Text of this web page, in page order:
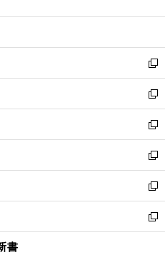
開
ウ
開
く
ン
ウ
で
開
く
ウ
ン
ド
ウ
で
開
く
新
し
い
ウ
ィ
ン
ド
ウ
で
開
く
新
し
い
ウ
ィ
ン
ド
ウ
で
開
新
し
い
ウ
ィ
ン
ド
ウ
新
し
い
ウ
ィ
ン
新
し
い
ウ
新
し
書